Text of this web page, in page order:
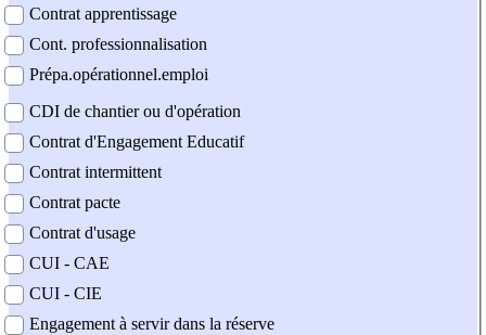
Contrat apprentissage
Cont. professionnalisation
Prépa.opérationnel.emploi
CDI de chantier ou d'opération
Contrat d'Engagement Educatif
Contrat intermittent
Contrat pacte
Contrat d'usage
CUI - CAE
CUI - CIE
Engagement à servir dans la réserve